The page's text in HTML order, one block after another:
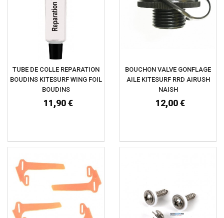
TUBE DE COLLE REPARATION
BOUDINS KITESURF WING FOIL
BOUDINS
11,90 €
BOUCHON VALVE GONFLAGE
AILE KITESURF RRD AIRUSH
NAISH
12,00 €